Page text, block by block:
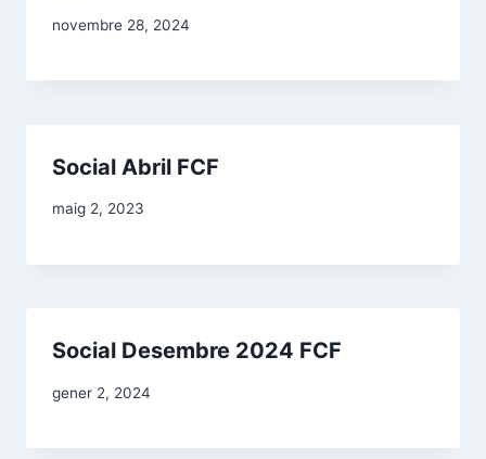
novembre 28, 2024
Social Abril FCF
maig 2, 2023
Social Desembre 2024 FCF
gener 2, 2024